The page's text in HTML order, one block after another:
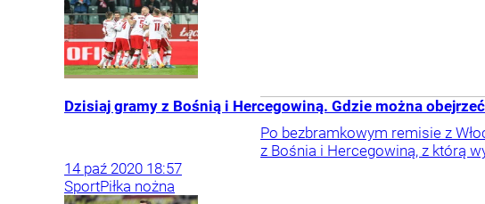
Dzisiaj gramy z Bośnią i Hercegowiną. Gdzie można
Po bezbramkowym remisie z
z Bośnia i Hercegowiną, z którą
14 paź 2020 18:57
SportPiłka nożna